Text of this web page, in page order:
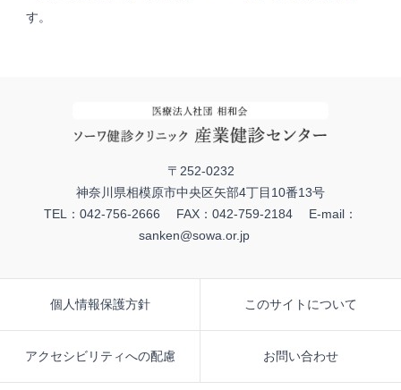
す。
〒252-0232
神奈川県相模原市中央区矢部4丁目10番13号
TEL：042-756-2666 FAX：042-759-2184 E-mail：
sanken@sowa.or.jp
個人情報保護方針 このサイトについて
アクセシビリティへの配慮 お問い合わせ